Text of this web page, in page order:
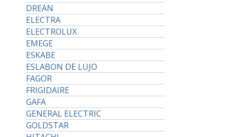
DREAN
ELECTRA
ELECTROLUX
EMEGE
ESKABE
ESLABON DE LUJO
FAGOR
FRIGIDAIRE
GAFA
GENERAL ELECTRIC
GOLDSTAR